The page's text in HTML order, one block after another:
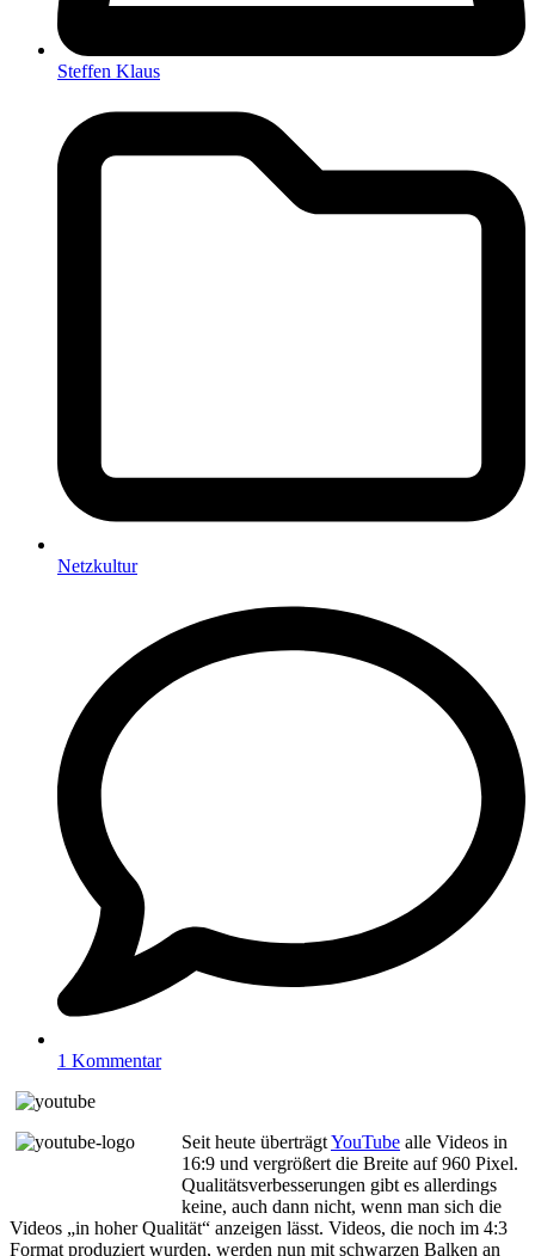
Steffen Klaus
Netzkultur
1 Kommentar
Seit heute überträgtYouTube alle Videos in
16:9 und vergrößert die Breite auf 960 Pixel.
Qualitätsverbesserungen gibt es allerdings
keine, auch dann nicht, wenn man sich die
Videos „in hoher Qualität“ anzeigen lässt. Videos, die noch im 4:3
Format produziert wurden, werden nun mit schwarzen Balken an